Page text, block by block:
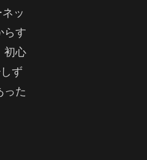
ッ
らす
初心
ず
った